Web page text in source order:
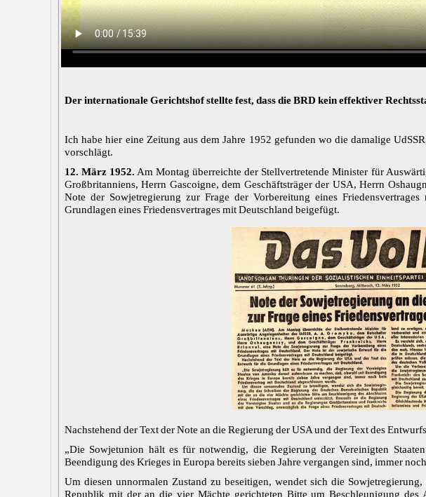
Der internationale Gerichtshof stellte fest, dass die BRD kein effektiver
Ich habe hier eine Zeitung aus dem Jahre 1952 gefunden wo die damalige
vorschlägt.
12. März 1952. Am Montag überreichte der Stellvertretende Minister für
Großbritanniens, Herrn Gascoigne, dem Geschäftsträger der USA, Herrn
Note der Sowjetregierung zur Frage der Vorbereitung eines
Grundlagen eines Friedensvertrages mit Deutschland beigefügt.
Nachstehend der Text der Note an die Regierung der USA und der Text des
„Die Sowjetunion hält es für notwendig, die Regierung der Vereinigten
Beendigung des Krieges in Europa bereits sieben Jahre vergangen sind, immer
Um diesen unnormalen Zustand zu beseitigen, wendet sich die
Republik mit der an die vier Mächte gerichteten Bitte um Beschleunigung des